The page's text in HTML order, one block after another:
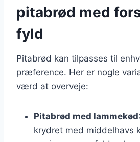
pitabrød med
fyld
Pitabrød kan tilpasses til
præference. Her er nogle
værd at overveje:
Pitabrød med lammekød
krydret med middelhavs